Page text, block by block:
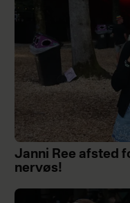
Janni Ree afsted
nervøs!